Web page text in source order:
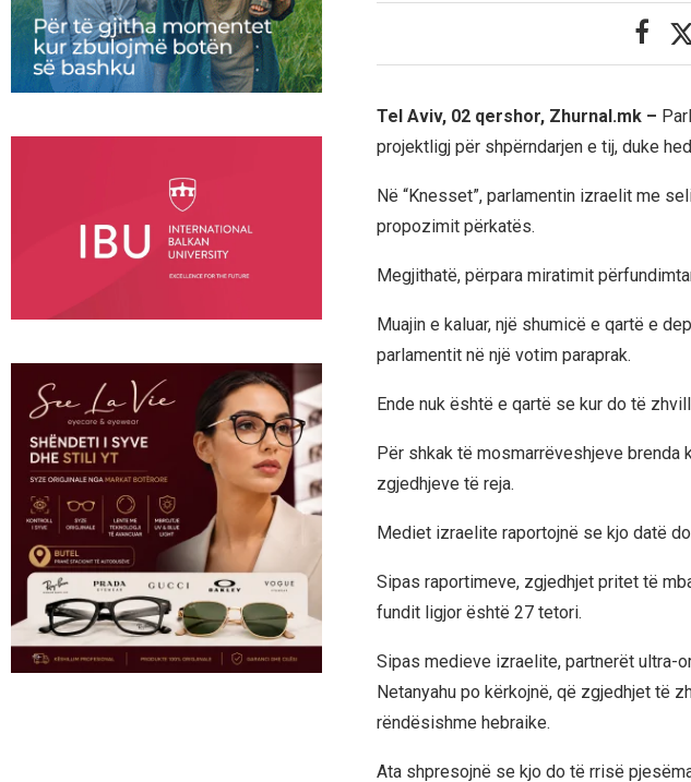
Tel Aviv, 02 qershor, Zhurnal.mk –
projektligj për shpërndarjen e tij, duke
Në “Knesset”, parlamentin izraelit me
propozimit përkatës.
Megjithatë, përpara miratimit
Muajin e kaluar, një shumicë e qartë e
parlamentit në një votim paraprak.
Ende nuk është e qartë se kur do të
Për shkak të mosmarrëveshjeve
zgjedhjeve të reja.
Mediet izraelite raportojnë se kjo datë
Sipas raportimeve, zgjedhjet pritet të
fundit ligjor është 27 tetori.
Sipas medieve izraelite, partnerët ultra-
Netanyahu po kërkojnë, që zgjedhjet të
rëndësishme hebraike.
Ata shpresojnë se kjo do të rrisë